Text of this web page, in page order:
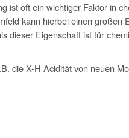
ist oft ein wichtiger Faktor in
kann hierbei einen großen
dieser Eigenschaft ist für
die X-H Acidität von neuen